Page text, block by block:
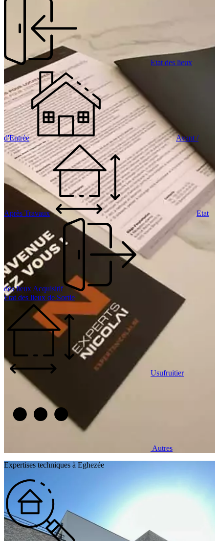
Etat des lieux
d'Entrée Avant /
Après Travaux Etat
des lieux Acquisitif
Etat des lieux de Sortie
Usufruitier
Autres
Expertises techniques à Eghezée